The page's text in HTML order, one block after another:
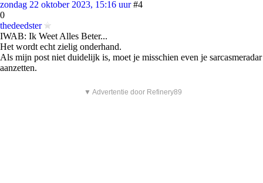
zondag 22 oktober 2023, 15:16 uur #4
0
thedeedster
IWAB: Ik Weet Alles Beter...
Het wordt echt zielig onderhand.
Als mijn post niet duidelijk is, moet je misschien even je sarcasmeradar
aanzetten.
▼ Advertentie door Refinery89